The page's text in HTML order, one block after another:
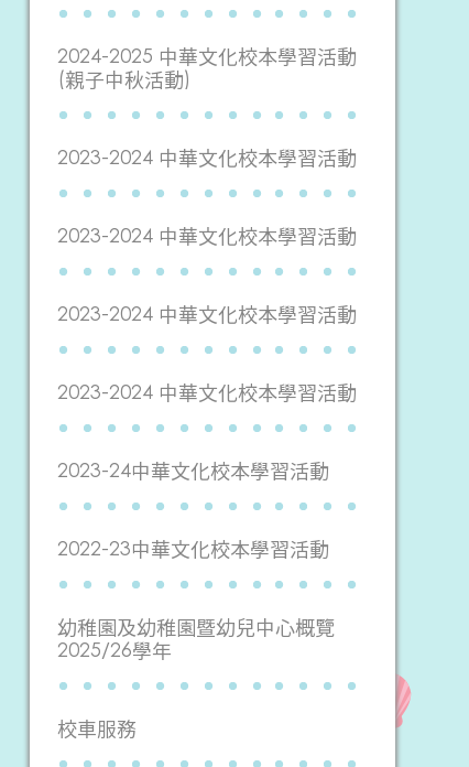
2024-2025 中華文化校本學習活動
(親子中秋活動)
2023-2024 中華文化校本學習活動
2023-2024 中華文化校本學習活動
2023-2024 中華文化校本學習活動
2023-2024 中華文化校本學習活動
2023-24中華文化校本學習活動
2022-23中華文化校本學習活動
幼稚園及幼稚園暨幼兒中心概覽
2025/26學年
校車服務